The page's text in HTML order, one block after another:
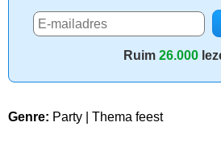
Ruim 26.000
Genre: Party | Thema feest